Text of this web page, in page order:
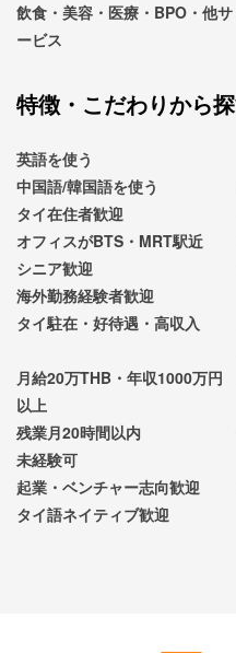
飲食・美容・医療・BPO・他サ
ービス
特徴・こだわりから
英語を使う
中国語/韓国語を使う
タイ在住者歓迎
オフィスがBTS・MRT駅近
シニア歓迎
海外勤務経験者歓迎
タイ駐在・好待遇・高収入
月給20万THB・年収1000万円
以上
残業月20時間以内
未経験可
起業・ベンチャー志向歓迎
タイ語ネイティブ歓迎